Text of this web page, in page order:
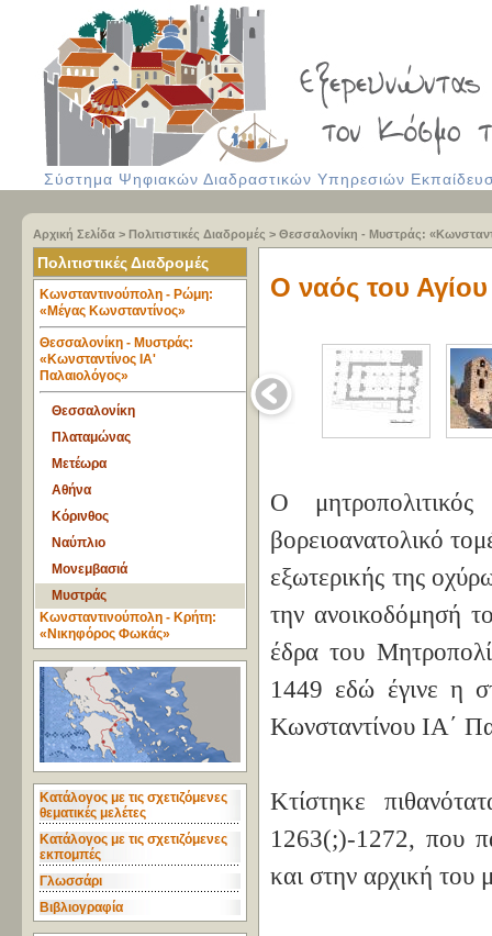
Σύστημα Ψηφιακών Διαδραστικών Υπηρεσιών
Αρχική Σελίδα > Πολιτιστικές Διαδρομές > Θεσσαλονίκη - Μυστράς:
Πολιτιστικές Διαδρομές
Κωνσταντινούπολη - Ρώμη:
«Μέγας Κωνσταντίνος»
Θεσσαλονίκη - Μυστράς:
«Κωνσταντίνος ΙΑ'
Παλαιολόγος»
Θεσσαλονίκη
Πλαταμώνας
Μετέωρα
Αθήνα
Κόρινθος
Ναύπλιο
Μονεμβασιά
Μυστράς
Κωνσταντινούπολη - Κρήτη:
«Νικηφόρος Φωκάς»
Κατάλογος με τις σχετιζόμενες
θεματικές μελέτες
Κατάλογος με τις σχετιζόμενες
εκπομπές
Γλωσσάρι
Βιβλιογραφία
Ο ναός του
Ο
βορειοανατολικό
εξωτερικής της
την ανοικοδόμησή
έδρα του
1449 εδώ έγινε η
Κωνσταντίνου ΙΑ΄
Κτίστηκε
1263(;)-1272, που
και στην αρχική